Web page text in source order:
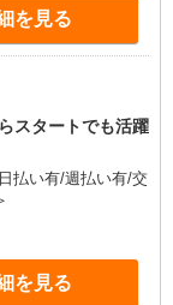
を見る
スタートでも活躍
払い有/週払い有/交
を見る